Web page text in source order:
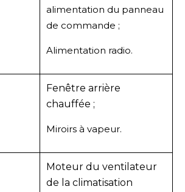
alimentation du panneau
de commande ;
Alimentation radio.
Fenêtre arrière
chauffée ;
Miroirs à vapeur.
Moteur du ventilateur
de la climatisation